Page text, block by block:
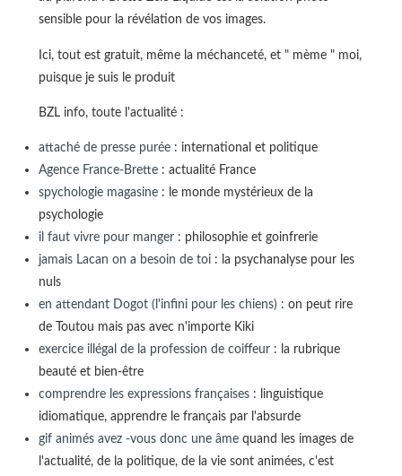
sensible pour la révélation de vos images.
Ici, tout est gratuit, même la méchanceté, et " mème " moi,
puisque je suis le produit
BZL info, toute l'actualité :
attaché de presse purée: international et politique
Agence France-Brette: actualité France
spychologie magasine: le monde mystérieux de la
psychologie
il faut vivre pour manger: philosophie et goinfrerie
jamais Lacan on a besoin de toi: la psychanalyse pour les
nuls
en attendant Dogot (l'infini pour les chiens): on peut rire
de Toutou mais pas avec n'importe Kiki
exercice illégal de la profession de coiffeur: la rubrique
beauté et bien-être
comprendre les expressions françaises: linguistique
idiomatique, apprendre le français par l'absurde
gif animés avez -vous donc une âmequand les images de
l'actualité, de la politique, de la vie sont animées, c'est